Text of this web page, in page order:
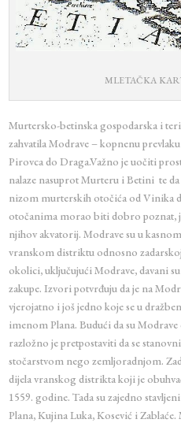
MLETAČKA
Murtersko-betinska gospodarska i
zahvatila Modrave – kopnenu
Pirovca do Draga.Važno je uočiti
nalaze nasuprot Murteru i Betini te
nizom murterskih otočića od Vinika
otočanima morao biti dobro poznat,
njihov akvatorij. Modrave su u
vranskom distriktu odnosno
okolici, uključujući Modrave, davani
zakupe. Izvori potvrđuju da je na
vjerojatno i još jedno koje se u
imenom Plana. Budući da su
razložno je pretpostaviti da se
stočarstvom nego zemljoradnjom.
dijela vranskog distrikta koji je
1559. godine. Tada su zajedno
Plana, Kujina Luka, Kosević i